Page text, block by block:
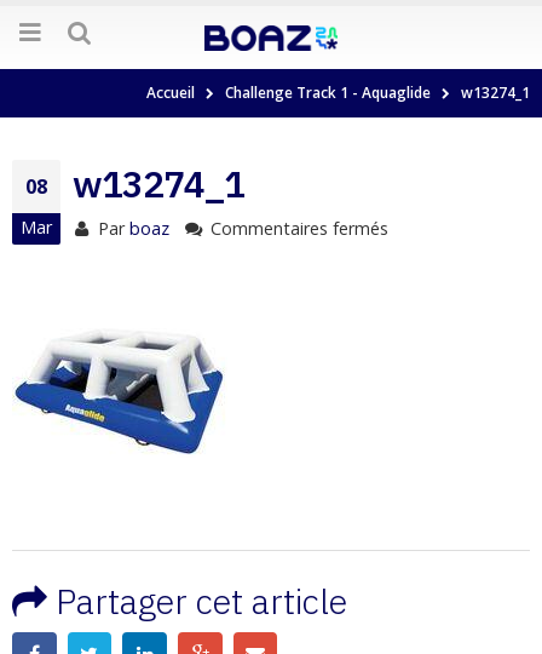
Accueil Challenge Track 1 - Aquaglide w13274_1
08
Mar
w13274_1
Parboaz Commentaires fermés
Partager cet article